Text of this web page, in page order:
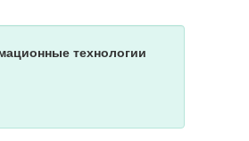
технологии